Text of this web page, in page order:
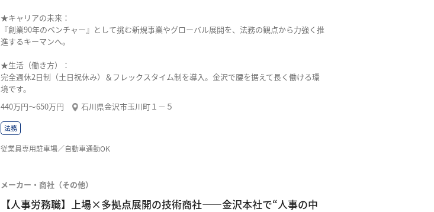
★キャリアの未来：
『創業90年のベンチャー』として挑む新規事業やグローバル展開を、法務の観点から力強く推
進するキーマンへ。
★生活（働き方）：
完全週休2日制（土日祝休み）＆フレックスタイム制を導入。金沢で腰を据えて長く働ける環
境です。
440万円〜650万円
石川県金沢市玉川町１－５
法務
従業員専用駐車場／自動車通勤OK
メーカー・商社（その他）
【人事労務職】上場×多拠点展開の技術商社——金沢本社で“人事の中